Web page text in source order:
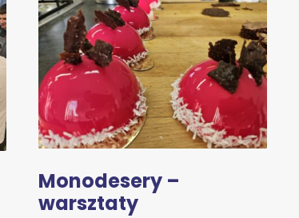
Monodesery –
warsztaty